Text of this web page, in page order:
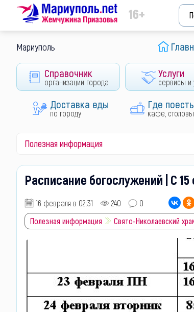
16+
Мариуполь
Справочник
организации города
Услуги
сервисы и
Доставка еды
по городу
Где
кафе,
Полезная информация
Расписание богослужений | С
16 февраля в 02:31 240
0
Полезная информация
Свято-Николаевский